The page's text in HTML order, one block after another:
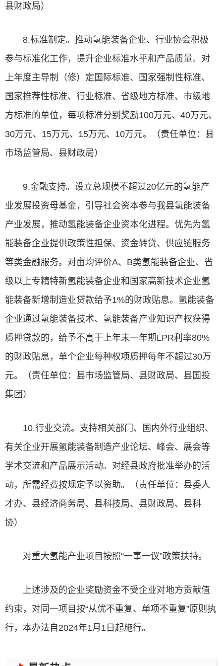
县财政局）
8.标准制定。推动氢能装备企业、行业协会积极
参与标准化工作，提升企业标准水平和产品质量。对
上年度主导制（修）定国际标准、国家强制性标准、
国家推荐性标准、行业标准、省级地方标准、市级地
方标准的单位，每项标准分别奖励100万元、40万元、
30万元、15万元、15万元、10万元。（责任单位：县
市场监管局、县财政局）
9.金融支持。设立总规模不超过20亿元的氢能产
业发展投资母基金，引导社会资本参与我县氢能装备
产业发展，推动氢能装备企业资本化进程。优先为氢
能装备企业提供政策性担保、资金转贷、供应链服务
等类金融服务。对亩均评价A、B类氢能装备企业、省
级以上专精特新氢能装备企业和国家高新技术企业氢
能装备新增制造业贷款给予1%的财政贴息。氢能装备
企业通过氢能装备技术、氢能装备产业知识产权获得
质押贷款的，给予不高于上年末一年期LPR利率80%
的财政贴息，单个企业每种权项质押每年不超过30万
元。（责任单位：县市场监管局、县财政局、县国投
集团）
10.行业交流。支持相关部门、国内外行业组织、
有关企业开展氢能装备制造产业论坛、峰会、展会等
学术交流和产品展示活动。对经县政府批准举办的活
动，所需经费按规定予以资助。（责任单位：县委人
才办、县经济商务局、县科技局、县财政局、县科
协）
对重大氢能产业项目按照“一事一议”政策扶持。
上述涉及的企业奖励资金不受企业对地方贡献值
约束，对同一项目按“从优不重复、单项不重复”原则执
行，本办法自2024年1月1日起施行。